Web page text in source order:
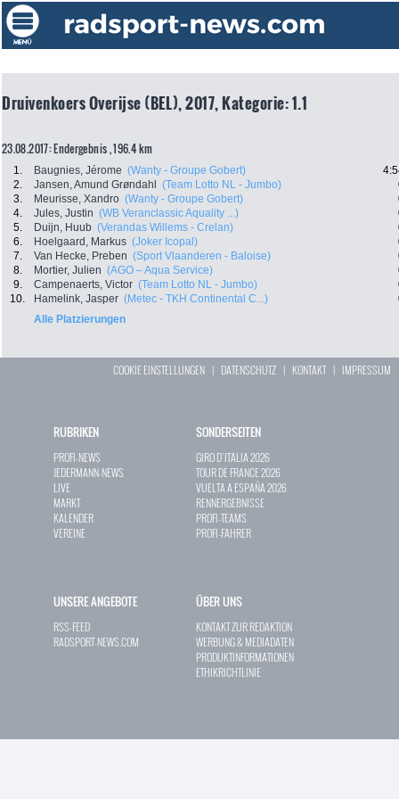
Druivenkoers Overijse (BEL), 2017, Kategorie: 1.1
23.08.2017: Endergebnis , 196.4 km
1. Baugnies, Jérome (Wanty - Groupe Gobert)
2.
Jansen, Amund Grøndahl (Team Lotto NL - Jumbo)
3.
Meurisse, Xandro (Wanty - Groupe Gobert)
4.
Jules, Justin (WB Veranclassic Aquality ...)
5.
Duijn, Huub (Verandas Willems - Crelan)
6.
Hoelgaard, Markus (Joker Icopal)
7.
Van Hecke, Preben (Sport Vlaanderen - Baloise)
8.
Mortier, Julien (AGO – Aqua Service)
9.
Campenaerts, Victor (Team Lotto NL - Jumbo)
10.
Hamelink, Jasper (Metec - TKH Continental C...)
Alle Platzierungen
COOKIE EINSTELLUNGEN | DATENSCHUTZ | KONTAKT| IMPRESSUM
RUBRIKEN
PROFI-NEWS
JEDERMANN-NEWS
LIVE
MARKT
KALENDER
VEREINE
SONDERSEITEN
GIRO D`ITALIA 2026
TOUR DE FRANCE 2026
VUELTA A ESPAÑA 2026
RENNERGEBNISSE
PROFI-TEAMS
PROFI-FAHRER
UNSERE ANGEBOTE
RSS-FEED
RADSPORT-NEWS.COM
ÜBER UNS
KONTAKT ZUR REDAKTION
WERBUNG & MEDIADATEN
PRODUKTINFORMATIONEN
ETHIKRICHTLINIE